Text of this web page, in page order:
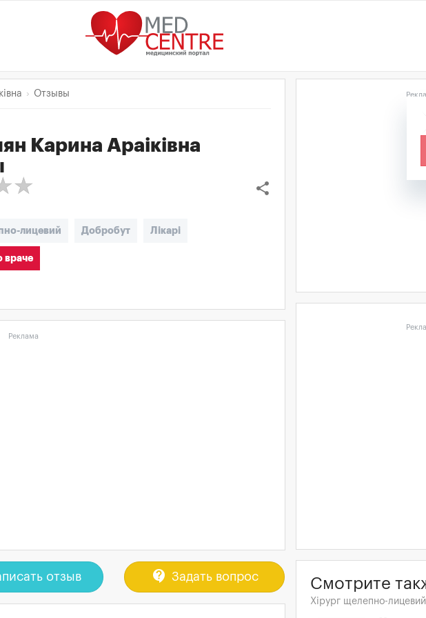
Отзывы
Карина Араіківна
share
лицевий Добробут Лікарі
враче
Реклама
отзыв contact_support Задать вопрос Смотрите
Хірург щелепно-